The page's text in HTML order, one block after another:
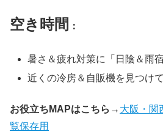
空き時間 ：
暑さ＆疲れ対策に「日陰＆雨
近くの冷房＆自販機を見つけ
お役立ちMAPはこちら→ 大阪・関
覧保存用